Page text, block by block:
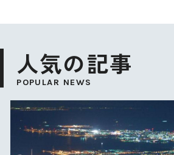
人気の記事
POPULAR NEWS